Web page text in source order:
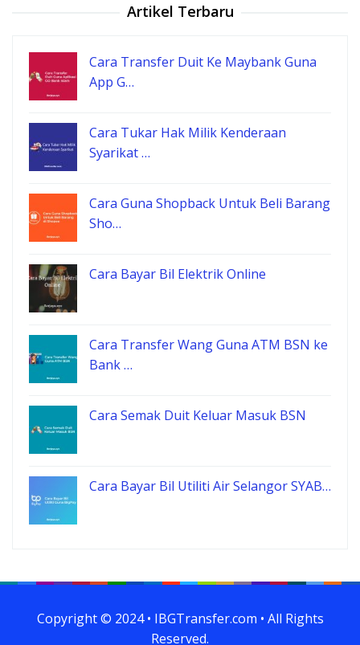
Artikel Terbaru
Cara Transfer Duit Ke Maybank Guna
App G…
Cara Tukar Hak Milik Kenderaan
Syarikat …
Cara Guna Shopback Untuk Beli Barang
Sho…
Cara Bayar Bil Elektrik Online
Cara Transfer Wang Guna ATM BSN ke
Bank …
Cara Semak Duit Keluar Masuk BSN
Cara Bayar Bil Utiliti Air Selangor SYAB…
Copyright © 2024 • IBGTransfer.com • All Rights
Reserved.